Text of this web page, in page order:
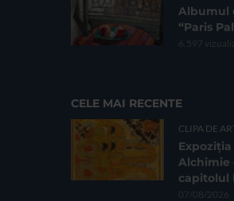
Albumul
“Paris
6.597
CELE MAI RECENTE
CLIPA DE
Expoziția
Alchimie
capitolul
07/08/2026